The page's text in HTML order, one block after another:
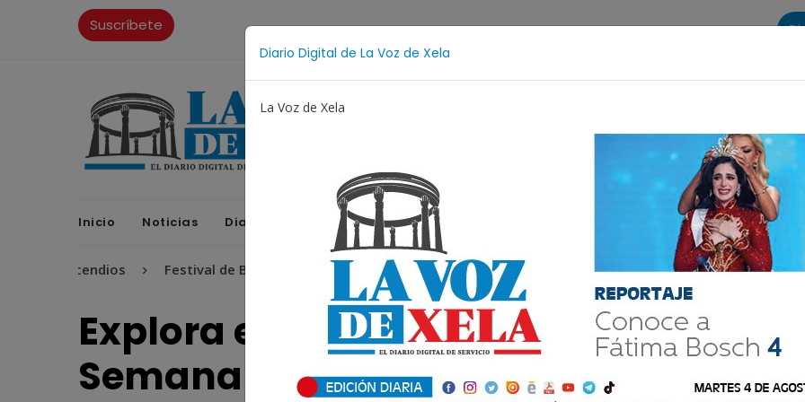
Diario Digital de La Voz de Xela
La Voz de Xela
Suscríbete
Inicio Noticias Diario Digital Opiniones La Voz de Xela Sports Contáctanos LA VOZ 25
Festival de Bandas 2026 Proceso Judicial Fátima Bosch Desaparecida Alerta Isabel-
Explora el significado de la
Semana Santa en nuestras redes